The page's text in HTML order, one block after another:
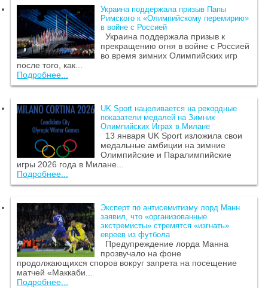
Украина поддержала призыв Папы
Римского к «Олимпийскому перемирию»
в войне с Россией
Украина поддержала призыв к
прекращению огня в войне с Россией
во время зимних Олимпийских игр
после того, как...
Подробнее...
UK Sport нацеливается на рекордные
показатели медалей на Зимних
Олимпийских Играх в Милане
13 января UK Sport изложила свои
медальные амбиции на зимние
Олимпийские и Паралимпийские
игры 2026 года в Милане...
Подробнее...
Эксперт по антисемитизму лорд Манн
заявил, что «организованные
экстремисты» стремятся «изгнать»
евреев из футбола
Предупреждение лорда Манна
прозвучало на фоне
продолжающихся споров вокруг запрета на посещение
матчей «Маккаби...
Подробнее...